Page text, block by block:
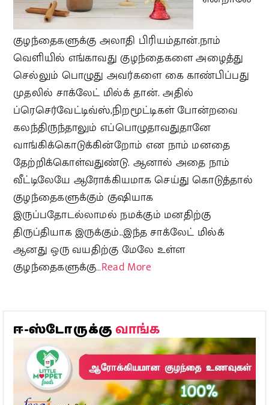
குழந்தைகளுக்கு அலாதி பிரியம்தான்.நாம்
வெளியில் எங்காவது குழந்தைகளை அழைத்து
செல்லும் பொழுது அவர்களை கை காண்பிப்பது
முதலில் சாக்லேட் மில்க் தான். அதில்
ப்ரெசெர்வேட்டிவ்ஸ்,நிறமூட்டிகள் போன்றவை
கலந்திருந்தாலும் எப்பொழுதாவதுதானே
வாங்கிக்கொடுக்கின்றோம் என நாம் மனதை
தேற்றிக்கொள்வதுண்டு. ஆனால் அதை நாம்
வீட்டிலேயே ஆரோக்கியமாக செய்து கொடுத்தால்
குழந்தைகளுக்கும் குஷியாக
இருப்பதோடல்லாமல் நமக்கும் மனதிற்கு
திருப்தியாக இருக்கும்..இந்த சாக்லேட் மில்க்
ஆனது ஒரு வயதிற்கு மேலே உள்ள
குழந்தைகளுக்கு…Read More
ஈ-ஸ்டோருக்குவாங்க